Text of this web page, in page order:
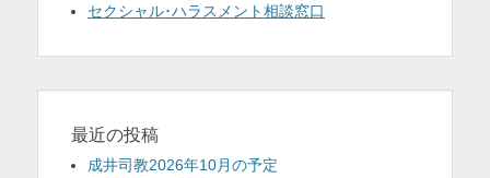
セクシャル･ハラスメント相談窓口
最近の投稿
成井司教2026年10月の予定